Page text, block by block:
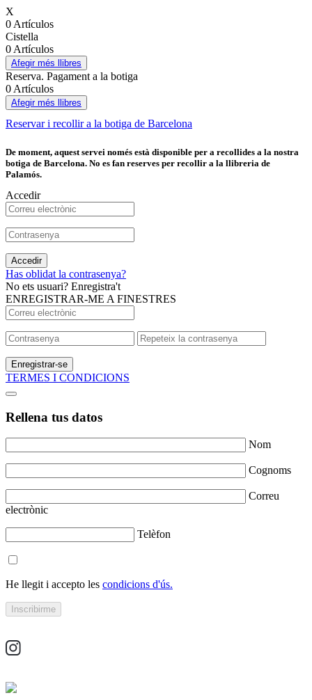
X
0 Artículos
Cistella
0 Artículos
Afegir més llibres
Reserva. Pagament a la botiga
0 Artículos
Afegir més llibres
Reservar i recollir a la botiga de Barcelona
De moment, aquest servei només està disponible per a recollides a la nostra
botiga de Barcelona. No es fan reserves per recollir a la llibreria de
Palamós.
Accedir
Accedir
Has oblidat la contrasenya?
No ets usuari? Enregistra't
ENREGISTRAR-ME A FINESTRES
Enregistrar-se
TERMES I CONDICIONS
Rellena tus datos
Nom
Cognoms
Correu
electrònic
Telèfon
He llegit i accepto les condicions d'ús.